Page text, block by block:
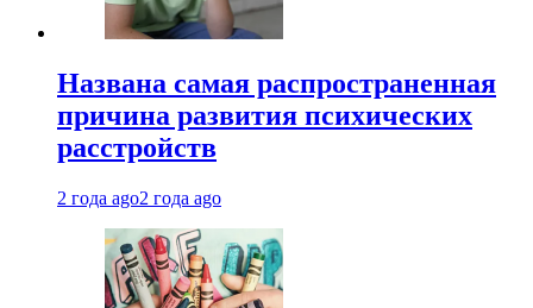
Названа самая распространенная
причина развития психических
расстройств
2 года ago2 года ago